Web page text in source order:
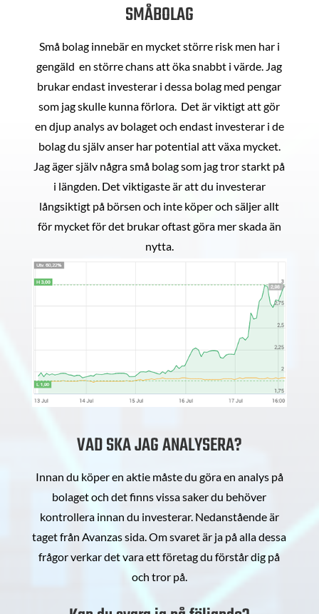
SMÅBOLAG
Små bolag innebär en mycket större risk men har i
gengäld en större chans att öka snabbt i värde. Jag
brukar endast investerar i dessa bolag med pengar
som jag skulle kunna förlora. Det är viktigt att gör
en djup analys av bolaget och endast investerar i de
bolag du själv anser har potential att växa mycket.
Jag äger själv några små bolag som jag tror starkt på
i längden. Det viktigaste är att du investerar
långsiktigt på börsen och inte köper och säljer allt
för mycket för det brukar oftast göra mer skada än
nytta.
VAD SKA JAG ANALYSERA?
Innan du köper en aktie måste du göra en analys på
bolaget och det finns vissa saker du behöver
kontrollera innan du investerar. Nedanstående är
taget från Avanzas sida. Om svaret är ja på alla dessa
frågor verkar det vara ett företag du förstår dig på
och tror på.